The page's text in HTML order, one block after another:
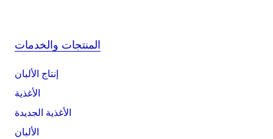
المنتجات والخدمات
إنتاج الألبان
الأغذية
الأغذية الجديدة
الألبان